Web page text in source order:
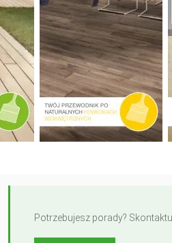
Potrzebujesz porady?